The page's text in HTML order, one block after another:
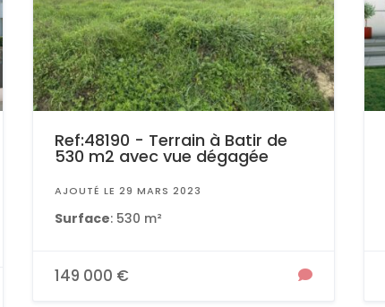
Ref:48190 - Terrain à Batir de
530 m2 avec vue dégagée
AJOUTÉ LE 29 MARS 2023
Surface: 530 m²
149 000 €